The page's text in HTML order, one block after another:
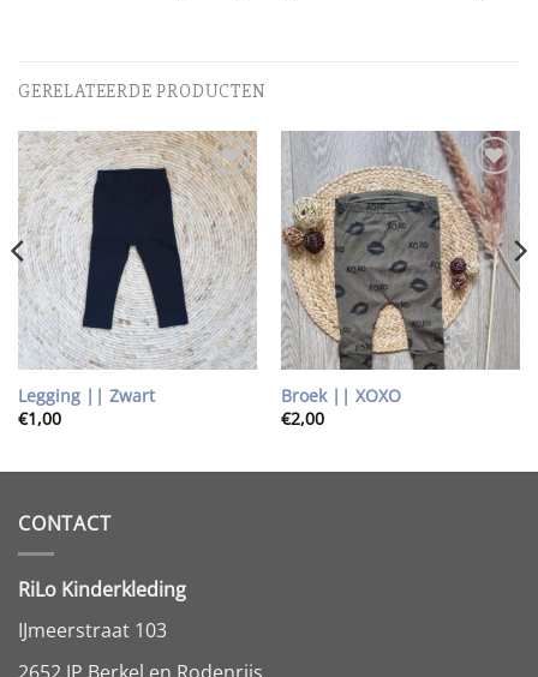
GERELATEERDE PRODUCTEN
Toevoegen
aan
wenslijst
Legging || Zwart
€1,00
Toevoegen
aan
wenslijst
Broek || XOXO
€2,00
CONTACT
RiLo Kinderkleding
IJmeerstraat 103